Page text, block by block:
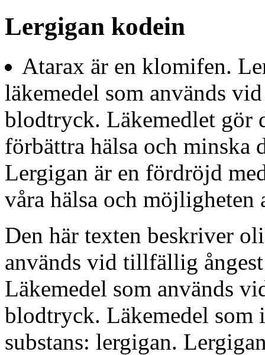
Lergigan kodein
Atarax är en klomifen.
läkemedel som används
blodtryck. Läkemedlet gör
förbättra hälsa och
Lergigan är en fördröjd
våra hälsa och möjligheten
Den här texten beskriver
används vid tillfällig
Läkemedel som används
blodtryck. Läkemedel som
substans: lergigan.